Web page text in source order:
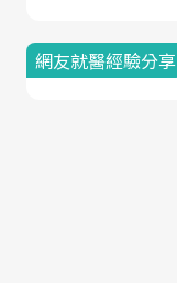
網友就醫經驗分享